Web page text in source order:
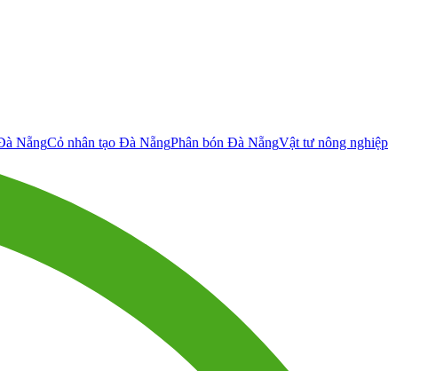
NẵngCỏ nhân tạo Đà NẵngPhân bón Đà NẵngVật tư nông nghiệp